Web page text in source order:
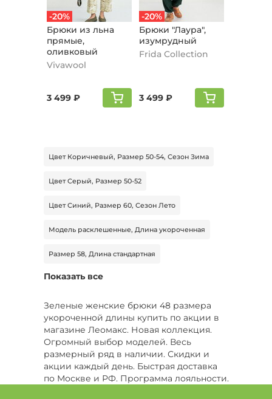
-20%
Брюки из льна
пpямые,
оливковый
Vivawool
3 499 ₽
-20%
Брюки "Лаура",
изумрудный
Frida Collection
3 499 ₽
Цвет Коричневый, Размер 50-54, Сезон Зима
Цвет Серый, Размер 50-52
Цвет Синий, Размер 60, Сезон Лето
Модель расклешенные, Длина укороченная
Размер 58, Длина стандартная
Сезон Лето, Длина стандартная
Цвет Бежевый, Размер 42, Сезон Лето
Цвет Голубой, Размер 48, Сезон Демисезон
Цвет Бордовый, Размер 54
Цвет Желтый, Размер 48, Сезон Лето
Показать все
Зеленые женские брюки 48 размера
укороченной длины купить по акции в
магазине Леомакс. Новая коллекция.
Огромный выбор моделей. Весь
размерный ряд в наличии. Скидки и
акции каждый день. Быстрая доставка
по Москве и РФ. Программа лояльности.